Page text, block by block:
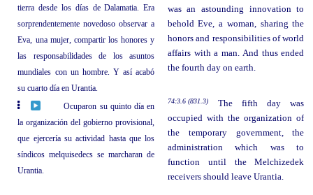
tierra desde los días de Dalamatia. Era
sorprendentemente novedoso observar a
Eva, una mujer, compartir los honores y
las responsabilidades de los asuntos
mundiales con un hombre. Y así acabó
su cuarto día en Urantia.
was an astounding innovation to
behold Eve, a woman, sharing the
honors and responsibilities of world
affairs with a man. And thus ended
the fourth day on earth.
Ocuparon su quinto día en
la organización del gobierno provisional,
que ejercería su actividad hasta que los
síndicos melquisedecs se marcharan de
Urantia.
74:3.6 (831.3)
The fifth day was
occupied with the organization of
the temporary government, the
administration which was to
function until the Melchizedek
receivers should leave Urantia.